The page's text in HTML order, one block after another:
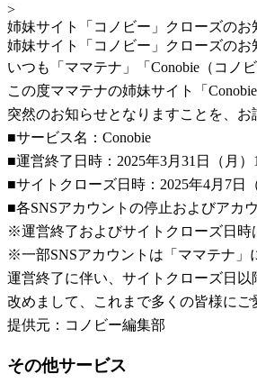
>
姉妹サイト「コノビー」クローズのお
姉妹サイト「コノビー」クローズのお
いつも「ママテナ」「Conobie（コノ
この度ママテナの姉妹サイト「
突然のお知らせとなりますことを、お
■サービス名：Conobie
■運営終了日時：2025年3月31日（月）
■サイトクローズ日時：2025年4月7日
■各SNSアカウントの停止およびアカ
※運営終了およびサイトクローズ日時
※一部SNSアカウントは「ママテナ」
運営終了に伴い、サイトクローズ日以
改めまして、これまで多くの皆様にご
提供元：コノビー編集部
その他サービス